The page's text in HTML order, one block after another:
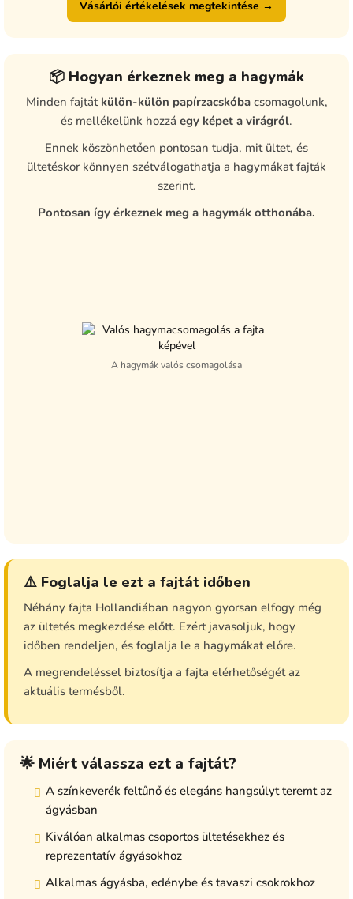
Vásárlói értékelések megtekintése →
📦 Hogyan érkeznek meg a hagymák
Minden fajtát külön-külön papírzacskóbacsomagolunk,
és mellékelünk hozzá egy képet a virágról.
Ennek köszönhetően pontosan tudja, mit ültet, és
ültetéskor könnyen szétválogathatja a hagymákat fajták
szerint.
Pontosan így érkeznek meg a hagymák otthonába.
A hagymák valós csomagolása
⚠️ Foglalja le ezt a fajtát időben
Néhány fajta Hollandiában nagyon gyorsan elfogy még
az ültetés megkezdése előtt. Ezért javasoljuk, hogy
időben rendeljen, és foglalja le a hagymákat előre.
A megrendeléssel biztosítja a fajta elérhetőségét az
aktuális termésből.
🌟 Miért válassza ezt a fajtát?
A színkeverék feltűnő és elegáns hangsúlyt teremt az
ágyásban
Kiválóan alkalmas csoportos ültetésekhez és
reprezentatív ágyásokhoz
Alkalmas ágyásba, edénybe és tavaszi csokrokhoz